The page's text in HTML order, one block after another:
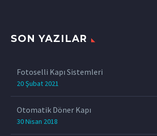
SON YAZILAR
Fotoselli Kapı Sistemleri
20 Şubat 2021
Otomatik Döner Kapı
30 Nisan 2018